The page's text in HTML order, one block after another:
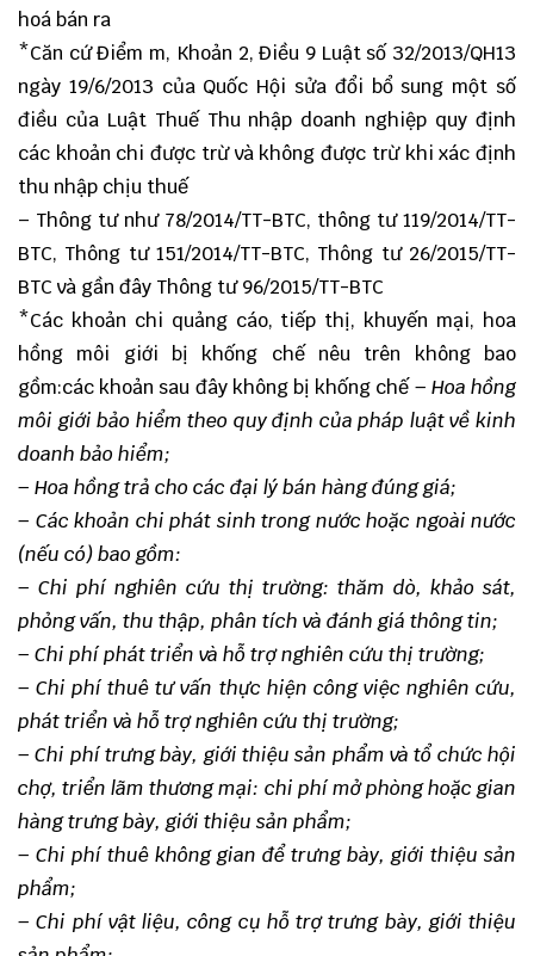
hoá bán ra
*Căn cứ Điểm m, Khoản 2, Điều 9 Luật số 32/2013/QH13
ngày 19/6/2013 của Quốc Hội sửa đổi bổ sung một số
điều của Luật Thuế Thu nhập doanh nghiệp quy định
các khoản chi được trừ và không được trừ khi xác định
thu nhập chịu thuế
– Thông tư như 78/2014/TT-BTC, thông tư 119/2014/TT-
BTC, Thông tư 151/2014/TT-BTC, Thông tư 26/2015/TT-
BTC và gần đây Thông tư 96/2015/TT-BTC
*Các khoản chi quảng cáo, tiếp thị, khuyến mại, hoa
hồng môi giới bị khống chế nêu trên không bao
gồm:các khoản sau đây không bị khống chế – Hoa hồng
môi giới bảo hiểm theo quy định của pháp luật về kinh
doanh bảo hiểm;
– Hoa hồng trả cho các đại lý bán hàng đúng giá;
– Các khoản chi phát sinh trong nước hoặc ngoài nước
(nếu có) bao gồm:
– Chi phí nghiên cứu thị trường: thăm dò, khảo sát,
phỏng vấn, thu thập, phân tích và đánh giá thông tin;
– Chi phí phát triển và hỗ trợ nghiên cứu thị trường;
– Chi phí thuê tư vấn thực hiện công việc nghiên cứu,
phát triển và hỗ trợ nghiên cứu thị trường;
– Chi phí trưng bày, giới thiệu sản phẩm và tổ chức hội
chợ, triển lãm thương mại: chi phí mở phòng hoặc gian
hàng trưng bày, giới thiệu sản phẩm;
– Chi phí thuê không gian để trưng bày, giới thiệu sản
phẩm;
– Chi phí vật liệu, công cụ hỗ trợ trưng bày, giới thiệu